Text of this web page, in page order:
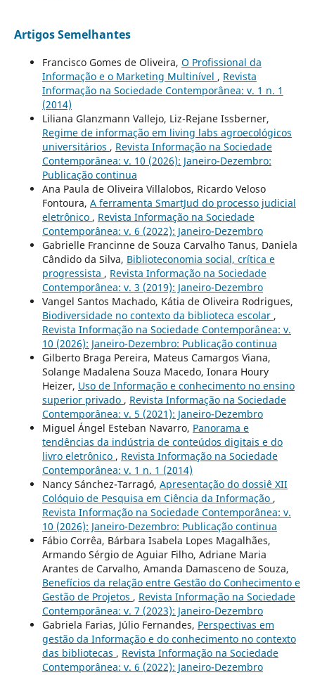
Artigos Semelhantes
Francisco Gomes de Oliveira, O Profissional da
Informação e o Marketing Multinível , Revista
Informação na Sociedade Contemporânea: v. 1 n. 1
(2014)
Liliana Glanzmann Vallejo, Liz-Rejane Issberner,
Regime de informação em living labs agroecológicos
universitários , Revista Informação na Sociedade
Contemporânea: v. 10 (2026): Janeiro-Dezembro:
Publicação continua
Ana Paula de Oliveira Villalobos, Ricardo Veloso
Fontoura, A ferramenta SmartJud do processo judicial
eletrônico , Revista Informação na Sociedade
Contemporânea: v. 6 (2022): Janeiro-Dezembro
Gabrielle Francinne de Souza Carvalho Tanus, Daniela
Cândido da Silva, Biblioteconomia social, crítica e
progressista , Revista Informação na Sociedade
Contemporânea: v. 3 (2019): Janeiro-Dezembro
Vangel Santos Machado, Kátia de Oliveira Rodrigues,
Biodiversidade no contexto da biblioteca escolar ,
Revista Informação na Sociedade Contemporânea: v.
10 (2026): Janeiro-Dezembro: Publicação continua
Gilberto Braga Pereira, Mateus Camargos Viana,
Solange Madalena Souza Macedo, Ionara Houry
Heizer, Uso de Informação e conhecimento no ensino
superior privado , Revista Informação na Sociedade
Contemporânea: v. 5 (2021): Janeiro-Dezembro
Miguel Ángel Esteban Navarro, Panorama e
tendências da indústria de conteúdos digitais e do
livro eletrônico , Revista Informação na Sociedade
Contemporânea: v. 1 n. 1 (2014)
Nancy Sánchez-Tarragó, Apresentação do dossiê XII
Colóquio de Pesquisa em Ciência da Informação ,
Revista Informação na Sociedade Contemporânea: v.
10 (2026): Janeiro-Dezembro: Publicação continua
Fábio Corrêa, Bárbara Isabela Lopes Magalhães,
Armando Sérgio de Aguiar Filho, Adriane Maria
Arantes de Carvalho, Amanda Damasceno de Souza,
Benefícios da relação entre Gestão do Conhecimento e
Gestão de Projetos , Revista Informação na Sociedade
Contemporânea: v. 7 (2023): Janeiro-Dezembro
Gabriela Farias, Júlio Fernandes, Perspectivas em
gestão da Informação e do conhecimento no contexto
das bibliotecas , Revista Informação na Sociedade
Contemporânea: v. 6 (2022): Janeiro-Dezembro